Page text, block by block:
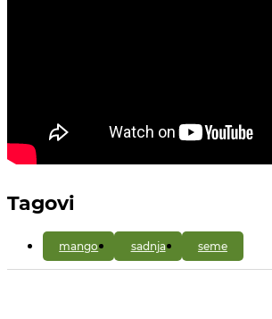
Tagovi
mango sadnja seme